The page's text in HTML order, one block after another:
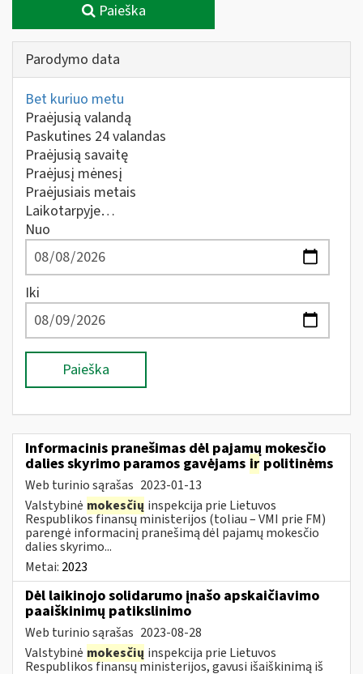
Paieška
Parodymo data
Bet kuriuo metu
Praėjusią valandą
Paskutines 24 valandas
Praėjusią savaitę
Praėjusį mėnesį
Praėjusiais metais
Laikotarpyje…
Nuo
Iki
Paieška
Informacinis pranešimas dėl pajamų mokesčio
dalies skyrimo paramos gavėjams ir politinėms
Web turinio sąrašas 2023-01-13
Valstybinė mokesčių inspekcija prie Lietuvos
Respublikos finansų ministerijos (toliau – VMI prie FM)
parengė informacinį pranešimą dėl pajamų mokesčio
dalies skyrimo...
Metai: 2023
Dėl laikinojo solidarumo įnašo apskaičiavimo
paaiškinimų patikslinimo
Web turinio sąrašas 2023-08-28
Valstybinė mokesčių inspekcija prie Lietuvos
Respublikos finansų ministerijos, gavusi išaiškinimą iš